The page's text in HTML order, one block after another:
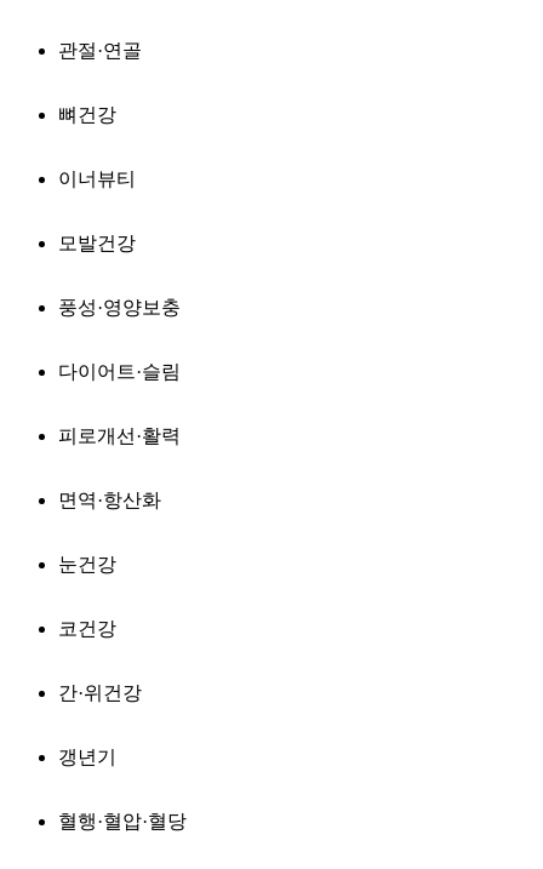
관절·연골
뼈건강
이너뷰티
모발건강
풍성·영양보충
다이어트·슬림
피로개선·활력
면역·항산화
눈건강
코건강
간·위건강
갱년기
혈행·혈압·혈당